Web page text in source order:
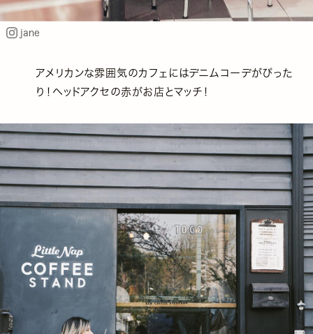
jane
アメリカンな雰囲気のカフェにはデニムコーデがぴった
り！ヘッドアクセの赤がお店とマッチ！